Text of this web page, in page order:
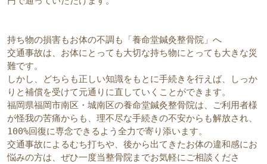
持ち物の損害もお体の不調も「養命堂鍼灸整骨院」へ
交通事故は、お体にとっても大切な持ち物にとっても大きな災
難です。
しかし、どちらも正しい知識をもとに手続きを行えば、しっか
りと補償を受けて元通りに直していくことができます。
福岡県福岡市南区・城南区の養命堂鍼灸整骨院は、ご利用者様
が怪我の苦痛からも、理不尽な手続きの不安からも解放され、
100%回復に専念できるよう全力で寄り添います。
交通事故によるむち打ちや、後から出てきたお体の違和感にお
悩みの方は、ぜひ一度当整骨院までお気軽にご相談くださ